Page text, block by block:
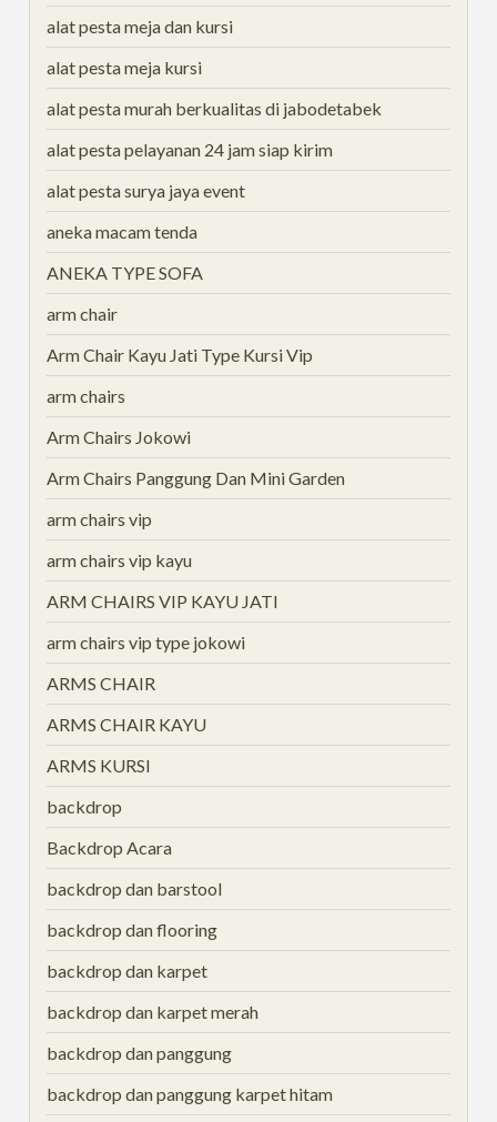
alat pesta meja dan kursi
alat pesta meja kursi
alat pesta murah berkualitas di jabodetabek
alat pesta pelayanan 24 jam siap kirim
alat pesta surya jaya event
aneka macam tenda
ANEKA TYPE SOFA
arm chair
Arm Chair Kayu Jati Type Kursi Vip
arm chairs
Arm Chairs Jokowi
Arm Chairs Panggung Dan Mini Garden
arm chairs vip
arm chairs vip kayu
ARM CHAIRS VIP KAYU JATI
arm chairs vip type jokowi
ARMS CHAIR
ARMS CHAIR KAYU
ARMS KURSI
backdrop
Backdrop Acara
backdrop dan barstool
backdrop dan flooring
backdrop dan karpet
backdrop dan karpet merah
backdrop dan panggung
backdrop dan panggung karpet hitam